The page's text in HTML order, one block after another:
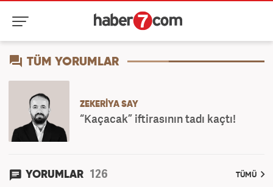
TÜM YORUMLAR
ZEKERIYA SAY
“Kaçacak” iftirasının tadı kaçtı!
YORUMLAR 126 TÜMÜ